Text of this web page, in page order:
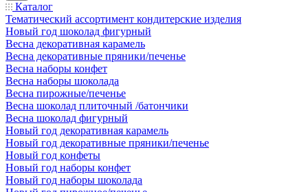
Каталог
Тематический ассортимент кондитерские изделия
Новый год шоколад фигурный
Весна декоративная карамель
Весна декоративные пряники/печенье
Весна наборы конфет
Весна наборы шоколада
Весна пирожные/печенье
Весна шоколад плиточный /батончики
Весна шоколад фигурный
Новый год декоративная карамель
Новый год декоративные пряники/печенье
Новый год конфеты
Новый год наборы конфет
Новый год наборы шоколада